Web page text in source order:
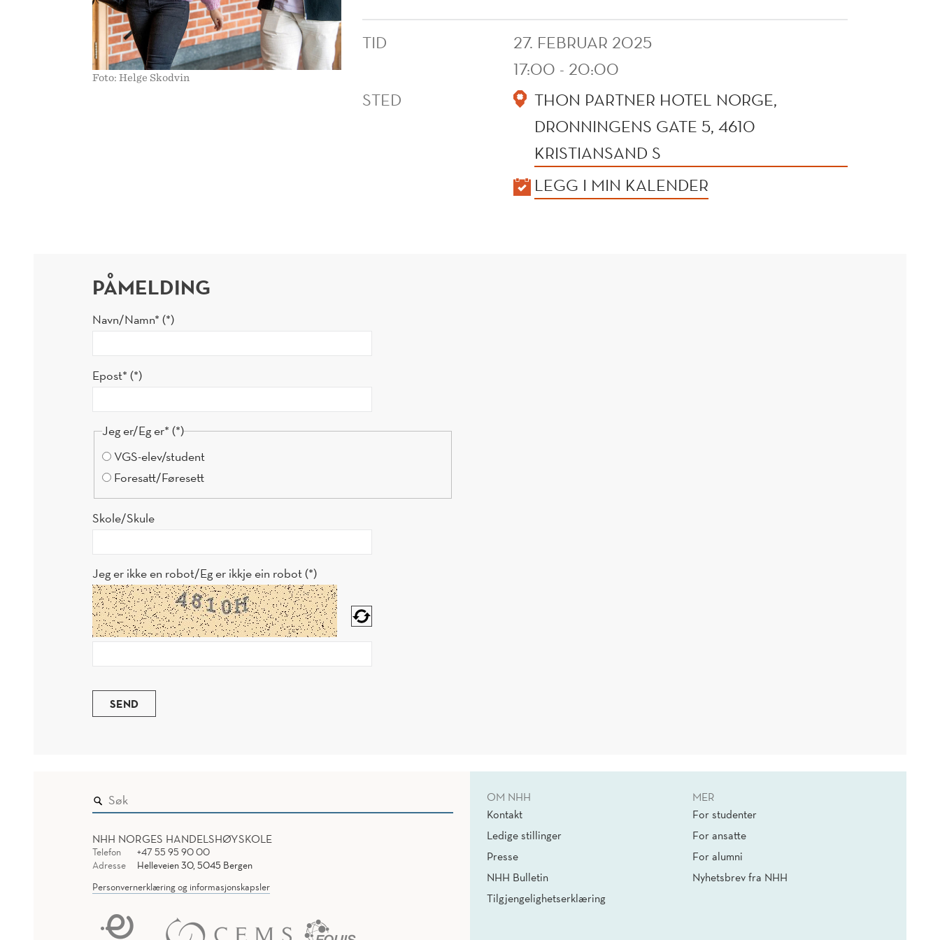
Foto: Helge Skodvin
TID
27. FEBRUAR 2025
17:00 - 20:00
STED
THON PARTNER HOTEL NORGE,
DRONNINGENS GATE 5, 4610
KRISTIANSAND S
LEGG I MIN KALENDER
PÅMELDING
Navn/Namn*
Epost*
Jeg er/Eg er*
VGS-elev/student
Foresatt/Føresett
Skole/Skule
Jeg er ikke en robot/Eg er ikkje ein robot
SEND
NHH NORGES HANDELSHØYSKOLE
Telefon
+47 55 95 90 00
Adresse
Helleveien 30, 5045 Bergen
Personvernerklæring og informasjonskapsler
OM NHH
Kontakt
Ledige stillinger
Presse
NHH Bulletin
Tilgjengelighetserklæring
MER
For studenter
For ansatte
For alumni
Nyhetsbrev fra NHH